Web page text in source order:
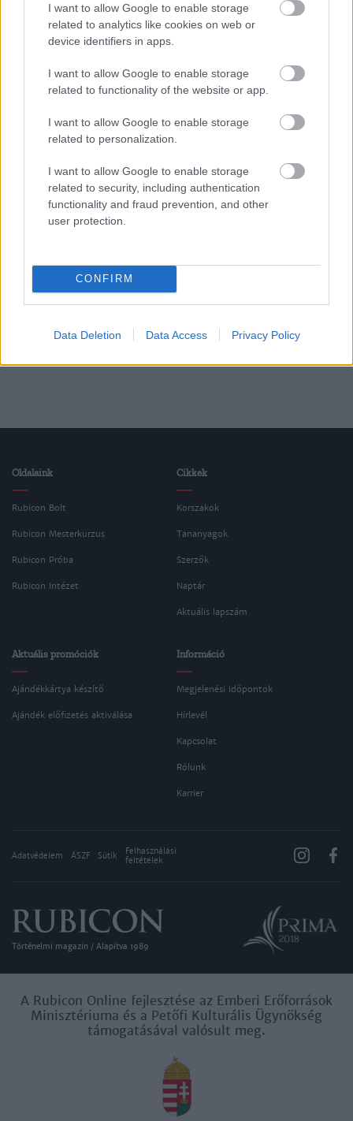
I want to allow Google to enable storage
related to analytics like cookies on web or
device identifiers in apps.
I want to allow Google to enable storage
related to functionality of the website or app.
I want to allow Google to enable storage
related to personalization.
I want to allow Google to enable storage
related to security, including authentication
functionality and fraud prevention, and other
user protection.
CONFIRM
Data Deletion Data Access Privacy Policy
Magyar történelem
Oldalaink
Rubicon Bolt
Rubicon Mesterkurzus
Rubicon Próba
Rubicon Intézet
Cikkek
Korszakok
Tananyagok
Szerzők
Naptár
Aktuális lapszám
Aktuális promóciók
Ajándékkártya készítő
Ajándék előfizetés aktiválása
Információ
Megjelenési időpontok
Hírlevél
Kapcsolat
Rólunk
Karrier
Adatvédelem ÁSZF Sütik
Felhasználási
feltételek
Történelmi magazin / Alapítva 1989
A Rubicon Online fejlesztése az Emberi Erőforrások
Minisztériuma és a Petőfi Kulturális Ügynökség
támogatásával valósult meg.